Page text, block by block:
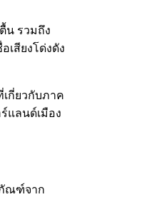
น รวมถึง
เสียงโด่งดัง
กี่ยวกับภาค
แลนด์เมือง
ภัณฑ์จาก